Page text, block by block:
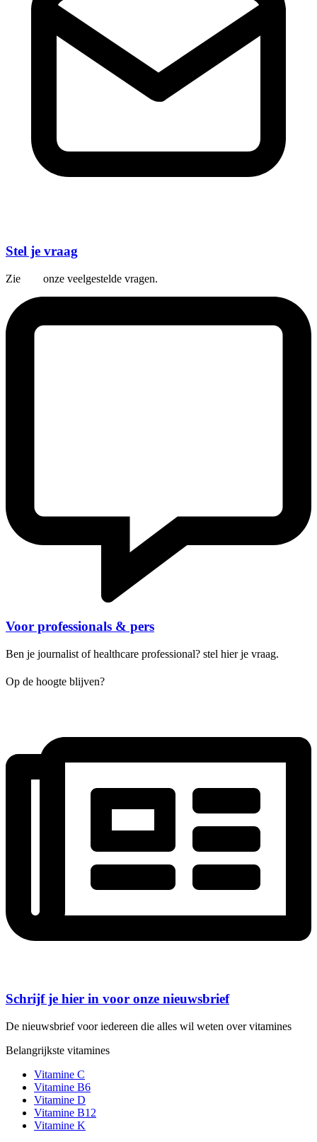
Stel je vraag
Zie onze veelgestelde vragen.
Voor professionals & pers
Ben je journalist of healthcare professional? stel hier je vraag.
Op de hoogte blijven?
Schrijf je hier in voor onze nieuwsbrief
De nieuwsbrief voor iedereen die alles wil weten over vitamines
Belangrijkste vitamines
Vitamine C
Vitamine B6
Vitamine D
Vitamine B12
Vitamine K